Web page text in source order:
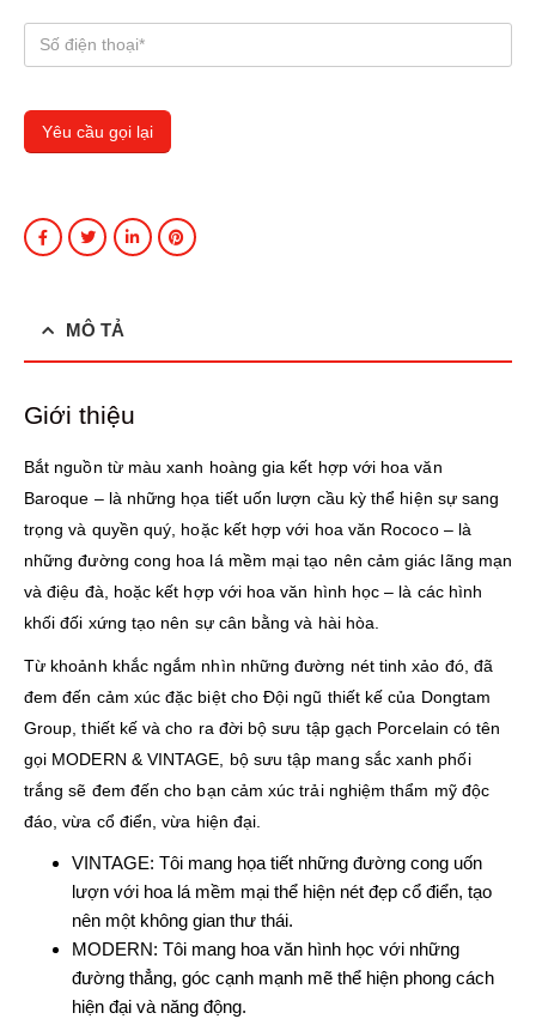
MÔ TẢ
Giới thiệu
Bắt nguồn từ màu xanh hoàng gia kết hợp với hoa văn
Baroque – là những họa tiết uốn lượn cầu kỳ thể hiện sự sang
trọng và quyền quý, hoặc kết hợp với hoa văn Rococo – là
những đường cong hoa lá mềm mại tạo nên cảm giác lãng mạn
và điệu đà, hoặc kết hợp với hoa văn hình học – là các hình
khối đối xứng tạo nên sự cân bằng và hài hòa.
Từ khoảnh khắc ngắm nhìn những đường nét tinh xảo đó, đã
đem đến cảm xúc đặc biệt cho Đội ngũ thiết kế của Dongtam
Group, thiết kế và cho ra đời bộ sưu tập gạch Porcelain có tên
gọi MODERN & VINTAGE, bộ sưu tập mang sắc xanh phối
trắng sẽ đem đến cho bạn cảm xúc trải nghiệm thẩm mỹ độc
đáo, vừa cổ điển, vừa hiện đại.
VINTAGE: Tôi mang họa tiết những đường cong uốn
lượn với hoa lá mềm mại thể hiện nét đẹp cổ điển, tạo
nên một không gian thư thái.
MODERN: Tôi mang hoa văn hình học với những
đường thẳng, góc cạnh mạnh mẽ thể hiện phong cách
hiện đại và năng động.